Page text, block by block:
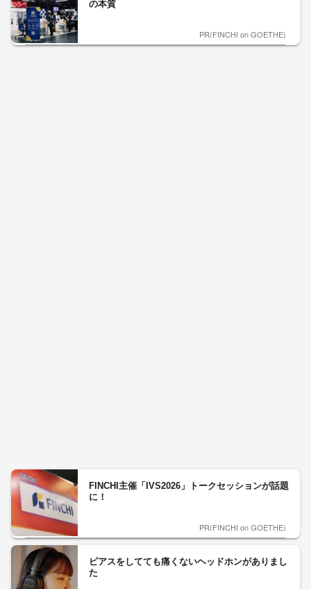
の本質
PR(FINCHI on GOETHE)
FINCHI主催「IVS2026」トークセッションが話題
に！
PR(FINCHI on GOETHE)
ピアスをしてても痛くないヘッドホンがありまし
た